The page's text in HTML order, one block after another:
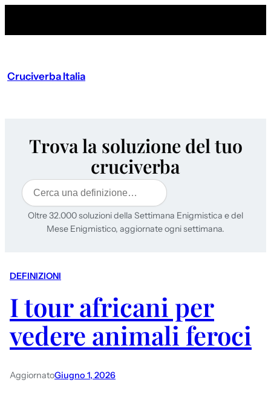
Cruciverba Italia
Trova la soluzione del tuo
cruciverba
Cerca
Oltre 32.000 soluzioni della Settimana Enigmistica e del
Mese Enigmistico, aggiornate ogni settimana.
DEFINIZIONI
I tour africani per
vedere animali feroci
AggiornatoGiugno 1, 2026